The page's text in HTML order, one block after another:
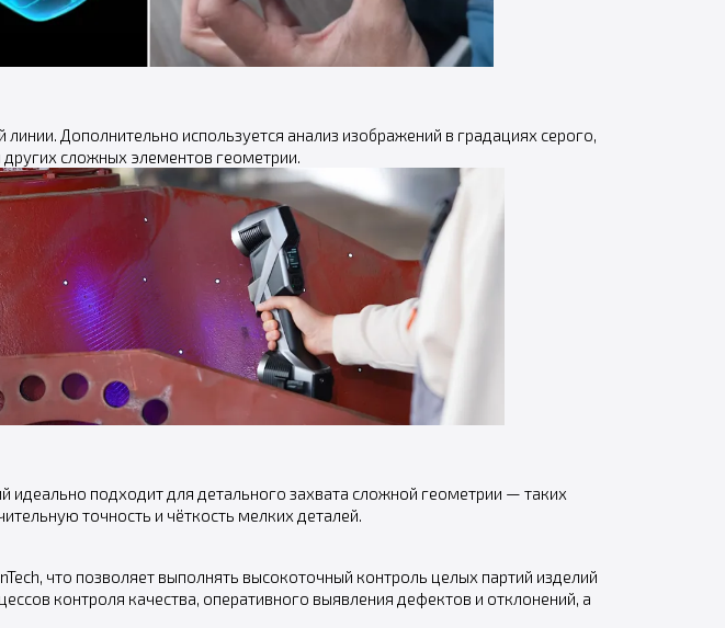
Дополнительно используется анализ изображений в градациях серого,
сложных элементов геометрии.
идеально подходит для детального захвата сложной геометрии — таких
точность и чёткость мелких деталей.
что позволяет выполнять высокоточный контроль целых партий изделий
контроля качества, оперативного выявления дефектов и отклонений, а